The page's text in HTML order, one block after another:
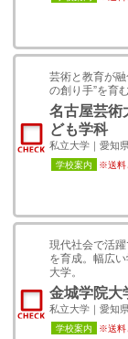
芸術と教育が
の創り手”を育
名古屋芸
ども学科
私立大学｜愛知
学校案内 ※送料
現代社会で活
を育成。幅広
大学。
金城学院大
私立大学｜愛知
学校案内 ※送料